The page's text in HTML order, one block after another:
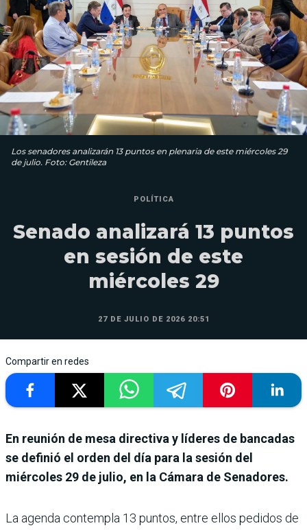
Los senadores analizarán 13 puntos en plenaria de este miércoles 29
de julio. Foto: Gentileza
POLÍTICA
Senado analizará 13 puntos
en sesión de este
miércoles 29
27 DE JULIO DE 2026 20:51
Compartir en redes
En reunión de mesa directiva y líderes de bancadas
se definió el orden del día para la sesión del
miércoles 29 de julio, en la Cámara de Senadores.
La agenda contempla 13 puntos, entre ellos pedidos de